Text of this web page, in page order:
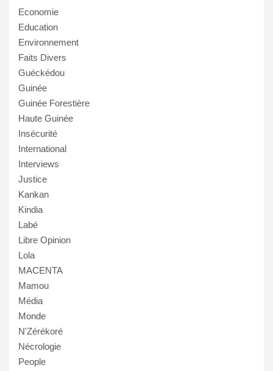
Economie
Education
Environnement
Faits Divers
Guéckédou
Guinée
Guinée Forestière
Haute Guinée
Insécurité
International
Interviews
Justice
Kankan
Kindia
Labé
Libre Opinion
Lola
MACENTA
Mamou
Média
Monde
N'Zérékoré
Nécrologie
People